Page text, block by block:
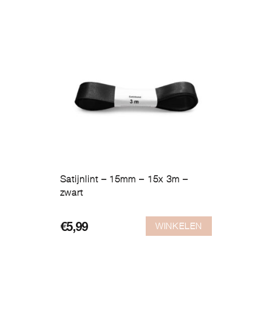
Satijnlint – 15mm – 15x 3m –
zwart
€5,99 WINKELEN